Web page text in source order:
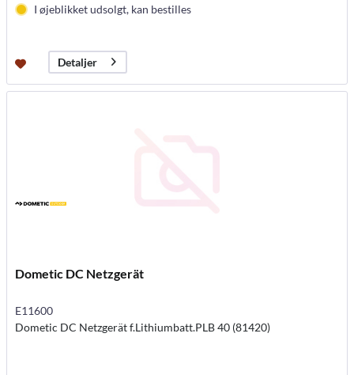
I øjeblikket udsolgt, kan bestilles
Detaljer
Dometic DC Netzgerät
E11600
Dometic DC Netzgerät f.Lithiumbatt.PLB 40 (81420)